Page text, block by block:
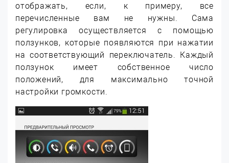
отображать, если, к примеру, все
перечисленные вам не нужны. Сама
регулировка осуществляется с помощью
ползунков, которые появляются при нажатии
на соответствующий переключатель. Каждый
ползунок имеет собственное число
положений, для максимально точной
настройки громкости.